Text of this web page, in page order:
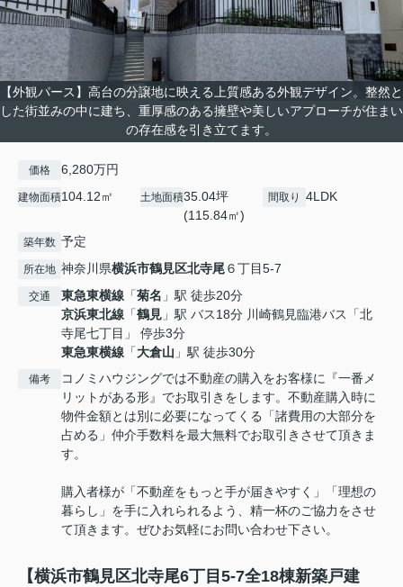
【外観パース】高台の分譲地に映える上質感ある外観デザイン。整然と
した街並みの中に建ち、重厚感のある擁壁や美しいアプローチが住まい
の存在感を引き立てます。
価格 6,280万円
建物面積104.12㎡ 土地面積35.04坪
(115.84㎡)
間取り 4LDK
築年数 予定
所在地 神奈川県横浜市鶴見区北寺尾６丁目5-7
交通 東急東横線 「菊名 」駅 徒歩20分
京浜東北線 「鶴見 」駅 バス18分 川崎鶴見臨港バス「北
寺尾七丁目」 停歩3分
東急東横線 「大倉山 」駅 徒歩30分
備考
コノミハウジングでは不動産の購入をお客様に『一番メ
リットがある形』でお取引きをします。不動産購入時に
物件金額とは別に必要になってくる「諸費用の大部分を
占める」仲介手数料を最大無料でお取引きさせて頂きま
す。
購入者様が「不動産をもっと手が届きやすく」「理想の
暮らし」を手に入れられるよう、精一杯のご協力をさせ
て頂きます。ぜひお気軽にお問い合わせ下さい。
【横浜市鶴見区北寺尾6丁目5-7全18棟新築戸建